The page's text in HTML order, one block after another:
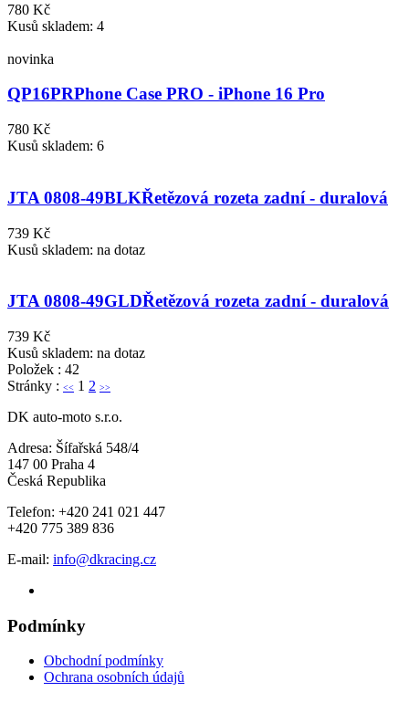
780 Kč
Kusů skladem: 4
novinka
QP16PRPhone Case PRO - iPhone 16 Pro
780 Kč
Kusů skladem: 6
JTA 0808-49BLKŘetězová rozeta zadní - duralová
739 Kč
Kusů skladem: na dotaz
JTA 0808-49GLDŘetězová rozeta zadní - duralová
739 Kč
Kusů skladem: na dotaz
Položek : 42
Stránky : << 1 2 >>
DK auto-moto s.r.o.
Adresa: Šífařská 548/4
147 00 Praha 4
Česká Republika
Telefon: +420 241 021 447
+420 775 389 836
E-mail: info@dkracing.cz
Podmínky
Obchodní podmínky
Ochrana osobních údajů